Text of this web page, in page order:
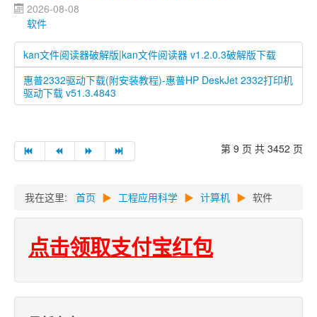
2026-08-08
软件
kan文件阅读器破解版|kan文件阅读器 v1.2.0.3破解版下载
惠普2332驱动下载(附安装教程)-惠普HP DeskJet 2332打印机
驱动下载 v51.3.4843
第 9 页 共 3452 页
我在这里: 首页 ▶ 工程应用科学 ▶ 计算机 ▶ 软件
点击领取支付宝红包